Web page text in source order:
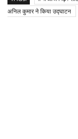
अनिल कुमार ने किया उद्घाटन